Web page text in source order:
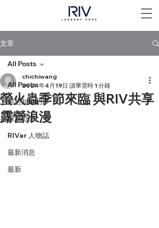
文章
All Posts
你想知道的事
最新動態
RIVer 人物誌
最新消息
最新
All Posts
螢火蟲季節來臨 與RIV共享
露營浪漫
chichiwang
2024年4月19日 讀畢需時 1 分鐘